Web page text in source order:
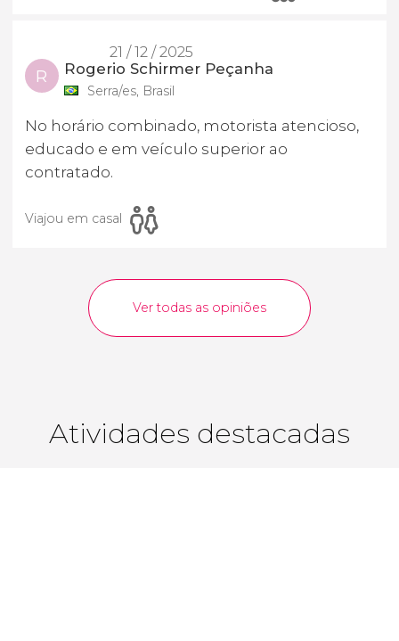
21 / 12 / 2025
R Rogerio Schirmer Peçanha
Serra/es, Brasil
No horário combinado, motorista atencioso,
educado e em veículo superior ao
contratado.
Viajou em casal
Ver todas as opiniões
Atividades destacadas